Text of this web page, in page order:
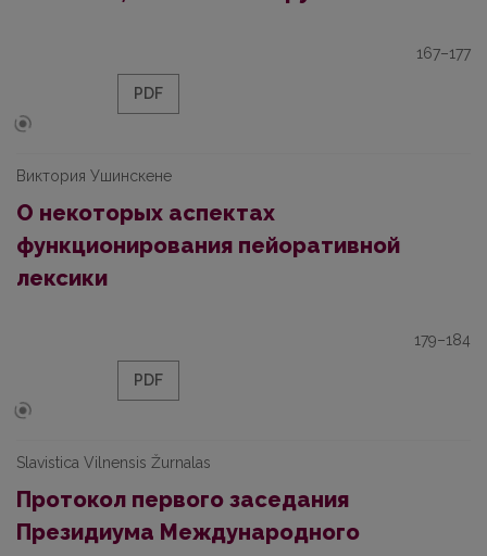
167–177
PDF
Виктория Ушинскене
О некоторых аспектах
функционирования пейоративной
лексики
179–184
PDF
Slavistica Vilnensis Žurnalas
Протокол пepвoгo заседания
Президиума Международногo